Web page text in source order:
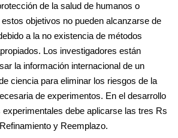
de la salud de humanos o
objetivos no pueden alcanzarse de
a la no existencia de métodos
Los investigadores están
la información internacional de un
ciencia para eliminar los riesgos de la
de experimentos. En el desarrollo
experimentales debe aplicarse las tres Rs
y Reemplazo.